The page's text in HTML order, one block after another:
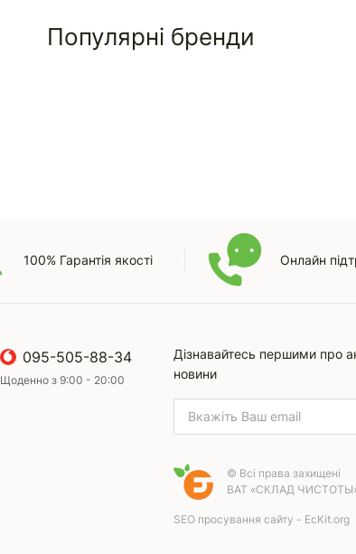
Популярні бренди
100% Гарантія якості Онлайн
095-505-88-34
Щоденно з 9:00 - 20:00
Дізнавайтесь першими про
новини
© Всі права захищені
ВАТ «СКЛАД
SEO просування сайту - EcKit.org